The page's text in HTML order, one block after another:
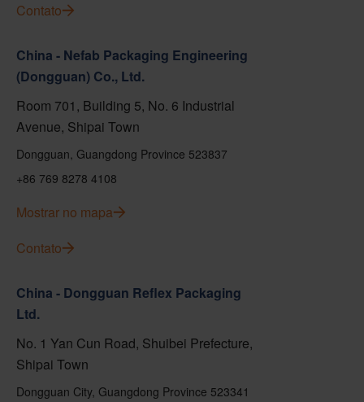
Contato
China - Nefab Packaging Engineering
(Dongguan) Co., Ltd.
Room 701, Building 5, No. 6 Industrial
Avenue, Shipai Town
Dongguan, Guangdong Province 523837
+86 769 8278 4108
Mostrar no mapa
Contato
China - Dongguan Reflex Packaging
Ltd.
No. 1 Yan Cun Road, Shuibei Prefecture,
Shipai Town
Dongguan City, Guangdong Province 523341